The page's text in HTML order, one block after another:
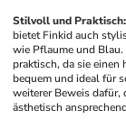
Stilvoll und
bietet Finkid auch
wie Pflaume und
praktisch, da sie einen
bequem und ideal für
weiterer Beweis
ästhetisch